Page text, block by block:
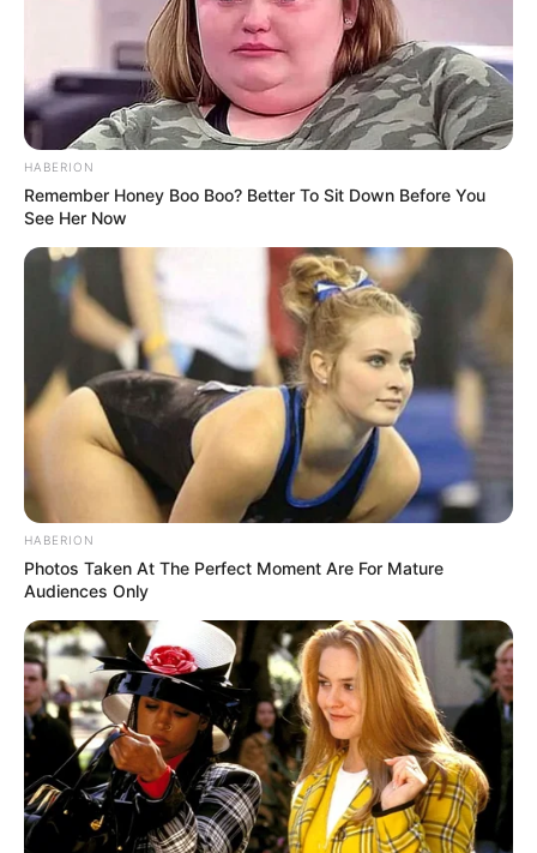
HABERION
Remember Honey Boo Boo? Better To Sit Down Before You
See Her Now
HABERION
Photos Taken At The Perfect Moment Are For Mature
Audiences Only